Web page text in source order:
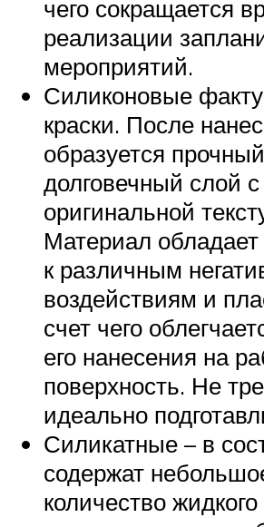
чего сокращается
реализации
мероприятий.
Силиконовые
краски. После
образуется
долговечный слой с
оригинальной
Материал обладает
к различным
воздействиям и
счет чего
его нанесения на
поверхность. Не
идеально
Силикатные – в
содержат
количество жидкого